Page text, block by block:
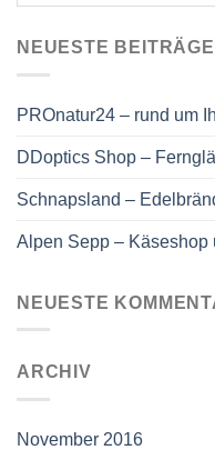
NEUESTE BEITRÄGE
PROnatur24 – rund um
DDoptics Shop –
Schnapsland –
Alpen Sepp – Käseshop
NEUESTE
ARCHIV
November 2016